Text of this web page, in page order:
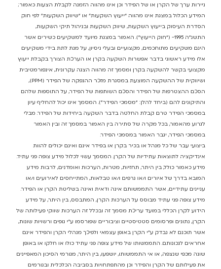
ניירות ערך של הקרן או של הפידר וכן אינו מהווה הזמנה לקבלת הצעות כאמור;
המידע הכלול במצגת אינו מהווה “ייעוץ השקעות” או “שיווק השקעות” לפי חוק
הסדרת העיסוק בייעוץ השקעות, שיווק השקעות ובניהול תיקי השקעות,
התשנ”ה 1995- (“חוק הייעוץ”). האמור במצגת מיועד למשקיעים כשירים אשר
הינם משקיעים מתוחכמים, מקצועיים ובעלי ניסיון, על מנת לתת בידי משקיעים
אלו מידע ראשוני בדבר אפשרות השקעה בקרן או הערכת הצורך בקבלת ייעוץ
מקצועי בקשר להשקעה בקרן ומסמך זה מהווה הצגה עקרונית, אינפורמטיבית
ושיווקית של ההשקעה המוצעת במסגרת מזכר ההנפקה של הפידר
(PPM),
הסכם ההצטרפות של הפידר והסכם השותפות של הפידר, על התוספות שלהם
והתיקונים להם (ביחד להלן: “מסמכי הפידר”). המסמך אינו יכול להחליף עיון
במסמכי הפידר טרם קבלת החלטה בדבר השקעה ביחידות של הפידר. מבלי
לגרוע מהאמור, בכל מקרה של סתירה בין האמור במסמך זה ובין האמור
במסמכי הפידר, יגבר האמור במסמכי הפידר.
ביצועי עבר של כל מנהל או בכיר בקרן או בפידר אינם ואינם יכולים להוות
אינדיקציה לתוצאות עתידיות של הקרן. המסמך עשוי לכלול מידע צופה פני עתיד.
מידע כאמור כולל, בין היתר, תחזיות, מטרות, הערכות ואומדנים, לרבות מידע
המובא בדרך של איורים ו/או גרפים ו/או טבלאות, המתייחסים לאירועים ו/או
עניינים עתידיים, אשר התממשותם אינה ודאית ואינה בשליטת הקרן או הפידר.
מידע צופה פני עתיד מבוסס על הערכות הקרן, המתבסס, בין היתר, על מידע
הידוע לקרן הכללי במועד עריכת מסמך זה ובכלל זה הערכות שווקי פעילותה של
הקרן, נתונים ופרסומים סטטיסטיים וציבוריים שפורסמו ע”י גופים ורשויות שונות,
אשר תוכנם לא נבדק ע”י הקרן באופן עצמאי ולפיכך מנהלי הקרן והפידר אינם
אחראים לנכונותם. התממשותו של מידע צופה פני עתיד כולו או חלקו או באופן
שונה מכפי שנצפה, או אי התממשותו, יושפעו, בין היתר, מגורמי הסיכון המאפיינים
את פעילותם של הקרן והפידר וכן מהתפתחויות בסביבה הכלכלית ובגורמים